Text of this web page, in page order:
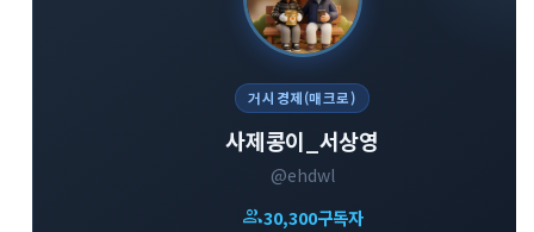
거시경제(매크로)
사제콩이_서상영
@ehdwl
group30,300구독자